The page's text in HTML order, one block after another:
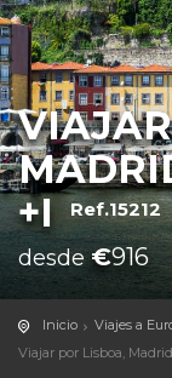
+I
Ref.15212
desde€916
Inicio Viajes a
Viajar por Lisboa,